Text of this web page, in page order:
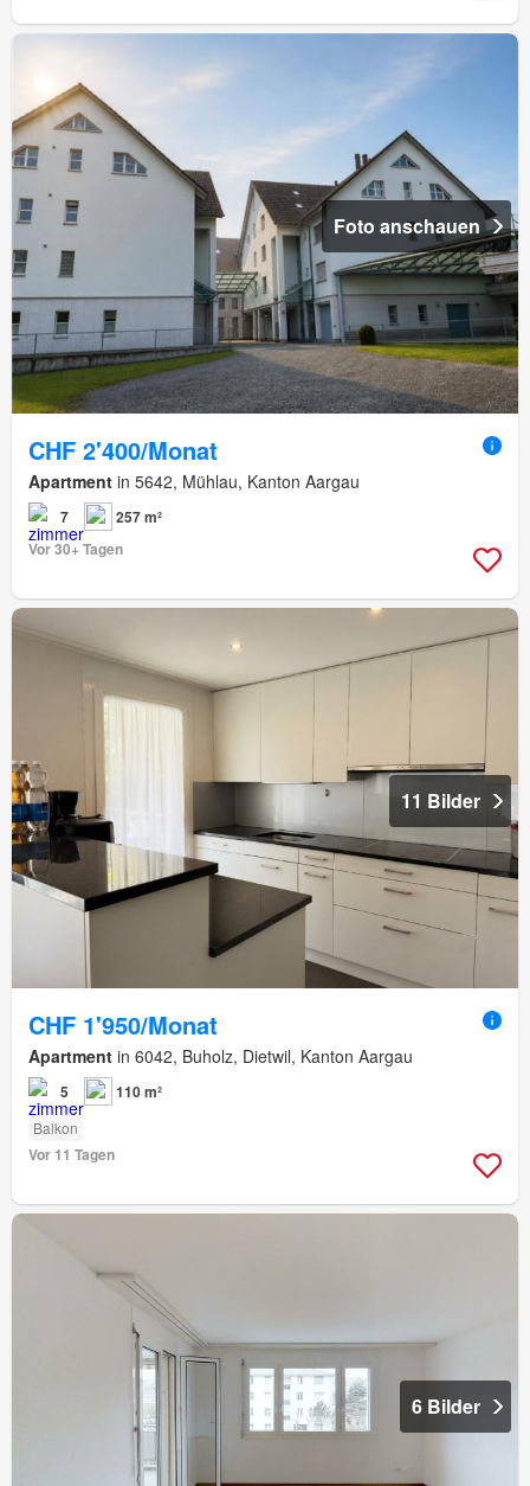
Foto anschauen
CHF 2'400/Monat
Apartment in 5642, Mühlau, Kanton Aargau
7
257 m²
Vor 30+ Tagen
11 Bilder
CHF 1'950/Monat
Apartment in 6042, Buholz, Dietwil, Kanton Aargau
5 110 m²
Balkon
Vor 11 Tagen
6 Bilder